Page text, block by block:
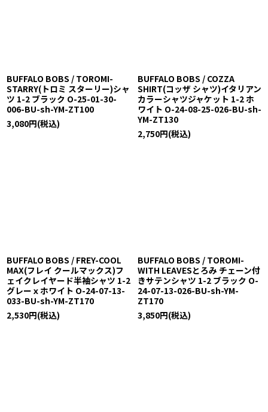
BUFFALO BOBS / TOROMI-
STARRY(トロミ スターリー)シャ
ツ 1-2 ブラック O-25-01-30-
006-BU-sh-YM-ZT100
3,080円(税込)
BUFFALO BOBS / COZZA
SHIRT(コッザ シャツ)イタリアン
カラーシャツジャケット 1-2 ホ
ワイト O-24-08-25-026-BU-sh-
YM-ZT130
2,750円(税込)
BUFFALO BOBS / FREY-COOL
MAX(フレイ クールマックス)フ
ェイクレイヤード半袖シャツ 1-2
グレーｘホワイト O-24-07-13-
033-BU-sh-YM-ZT170
2,530円(税込)
BUFFALO BOBS / TOROMI-
WITH LEAVESとろみ チェーン付
きサテンシャツ 1-2 ブラック O-
24-07-13-026-BU-sh-YM-
ZT170
3,850円(税込)